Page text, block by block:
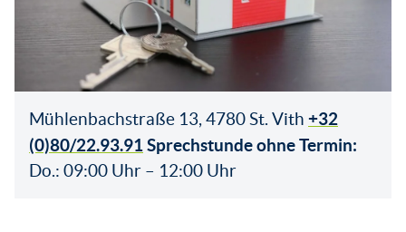
Mühlenbachstraße 13, 4780 St. Vith +32
(0)80/22.93.91Sprechstunde ohne Termin:
Do.: 09:00 Uhr – 12:00 Uhr